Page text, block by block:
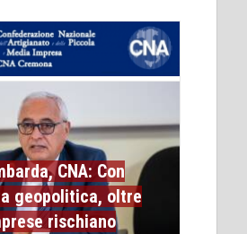
CNA: Con
geopolitica, oltre
rischiano